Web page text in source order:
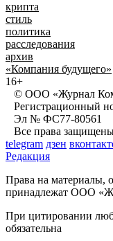
крипта
стиль
политика
расследования
архив
«Компания будущего»
16+
© ООО «Журнал
Регистрационный
Эл № ФС77-80561
Все права
telegram дзен
Редакция
Права на материалы,
принадлежат ООО
При цитировании
обязательна